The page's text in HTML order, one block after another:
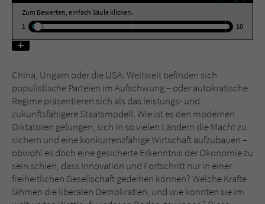
Zum Bewerten, einfach Säule klicken.
1
10
China, Ungarn oder die USA: Weltweit befinden sich
populistische Parteien im Aufschwung – oder autokratische
Regime präsentieren sich als das leistungs- und
zukunftsfähigere Staatsmodell. Wie ist es den modernen
Diktatoren gelungen, sich in so vielen Ländern die Macht zu
sichern und eine konkurrenzfähige Wirtschaft aufzubauen –
obwohl es doch eine gesicherte Erkenntnis der Ökonomie zu
sein schien, dass Innovation und Fortschritt nur in einer
freiheitlichen Gesellschaft gedeihen können? Welche Kräfte
lähmen die liberalen Demokratien, und wie könnten sie im
Name tx_pwcomments_ahash
Laufzeit 1 Jahr
Zweck Cookie für Kommentare einzelner Buchtitel
Name fe_typo_user
Anbieter Literatur-Couch Medien GmbH & Co. KG
Laufzeit Session